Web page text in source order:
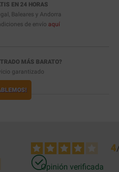
EN 24 HORAS
Baleares y Andorra
de envío aquí
MÁS BARATO?
garantizado
4
Opinión verificada